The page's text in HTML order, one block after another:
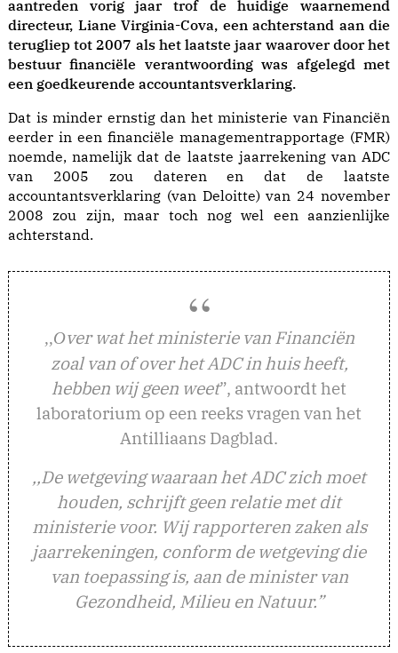
aantreden vorig jaar trof de huidige waarnemend
directeur, Liane Virginia-Cova, een achterstand aan die
terugliep tot 2007 als het laatste jaar waarover door het
bestuur financiële verantwoording was afgelegd met
een goedkeurende accountantsverklaring.
Dat is minder ernstig dan het ministerie van Financiën
eerder in een financiële managementrapportage (FMR)
noemde, namelijk dat de laatste jaarrekening van ADC
van 2005 zou dateren en dat de laatste
accountantsverklaring (van Deloitte) van 24 november
2008 zou zijn, maar toch nog wel een aanzienlijke
achterstand.
,,Over wat het ministerie van Financiën
zoal van of over het ADC in huis heeft,
hebben wij geen weet”, antwoordt het
laboratorium op een reeks vragen van het
Antilliaans Dagblad.
,,De wetgeving waaraan het ADC zich moet
houden, schrijft geen relatie met dit
ministerie voor. Wij rapporteren zaken als
jaarrekeningen, conform de wetgeving die
van toepassing is, aan de minister van
Gezondheid, Milieu en Natuur.”